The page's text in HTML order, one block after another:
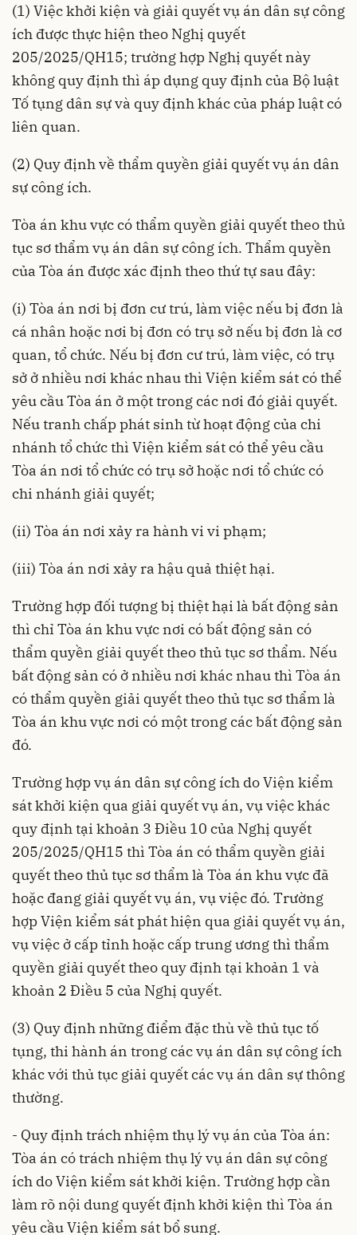
(1) Việc khởi kiện và giải quyết vụ án dân sự công
ích được thực hiện theo Nghị quyết
205/2025/QH15; trường hợp Nghị quyết này
không quy định thì áp dụng quy định của Bộ luật
Tố tụng dân sự và quy định khác của pháp luật có
liên quan.
(2) Quy định về thẩm quyền giải quyết vụ án dân
sự công ích.
Tòa án khu vực có thẩm quyền giải quyết theo thủ
tục sơ thẩm vụ án dân sự công ích. Thẩm quyền
của Tòa án được xác định theo thứ tự sau đây:
(i) Tòa án nơi bị đơn cư trú, làm việc nếu bị đơn là
cá nhân hoặc nơi bị đơn có trụ sở nếu bị đơn là cơ
quan, tổ chức. Nếu bị đơn cư trú, làm việc, có trụ
sở ở nhiều nơi khác nhau thì Viện kiểm sát có thể
yêu cầu Tòa án ở một trong các nơi đó giải quyết.
Nếu tranh chấp phát sinh từ hoạt động của chi
nhánh tổ chức thì Viện kiểm sát có thể yêu cầu
Tòa án nơi tổ chức có trụ sở hoặc nơi tổ chức có
chi nhánh giải quyết;
(ii) Tòa án nơi xảy ra hành vi vi phạm;
(iii) Tòa án nơi xảy ra hậu quả thiệt hại.
Trường hợp đối tượng bị thiệt hại là bất động sản
thì chỉ Tòa án khu vực nơi có bất động sản có
thẩm quyền giải quyết theo thủ tục sơ thẩm. Nếu
bất động sản có ở nhiều nơi khác nhau thì Tòa án
có thẩm quyền giải quyết theo thủ tục sơ thẩm là
Tòa án khu vực nơi có một trong các bất động sản
đó.
Trường hợp vụ án dân sự công ích do Viện kiểm
sát khởi kiện qua giải quyết vụ án, vụ việc khác
quy định tại khoản 3 Điều 10 của Nghị quyết
205/2025/QH15 thì Tòa án có thẩm quyền giải
quyết theo thủ tục sơ thẩm là Tòa án khu vực đã
hoặc đang giải quyết vụ án, vụ việc đó. Trường
hợp Viện kiểm sát phát hiện qua giải quyết vụ án,
vụ việc ở cấp tỉnh hoặc cấp trung ương thì thẩm
quyền giải quyết theo quy định tại khoản 1 và
khoản 2 Điều 5 của Nghị quyết.
(3) Quy định những điểm đặc thù về thủ tục tố
tụng, thi hành án trong các vụ án dân sự công ích
khác với thủ tục giải quyết các vụ án dân sự thông
thường.
- Quy định trách nhiệm thụ lý vụ án của Tòa án:
Tòa án có trách nhiệm thụ lý vụ án dân sự công
ích do Viện kiểm sát khởi kiện. Trường hợp cần
làm rõ nội dung quyết định khởi kiện thì Tòa án
yêu cầu Viện kiểm sát bổ sung.